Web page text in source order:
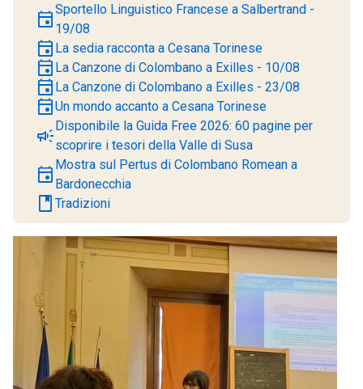
eventSportello Linguistico Francese a Salbertrand -
19/08
event La sedia racconta a Cesana Torinese
event La Canzone di Colombano a Exilles - 10/08
event La Canzone di Colombano a Exilles - 23/08
eventUn mondo accanto a Cesana Torinese
campaignDisponibile la Guida Free 2026: 60 pagine per
scoprire i tesori della Valle di Susa
event Mostra sul Pertus di Colombano Romean a
Bardonecchia
book Tradizioni